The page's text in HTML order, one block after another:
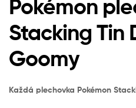
Pokémon
Stacking Tin
Goomy
Každá plechovka Pokémon